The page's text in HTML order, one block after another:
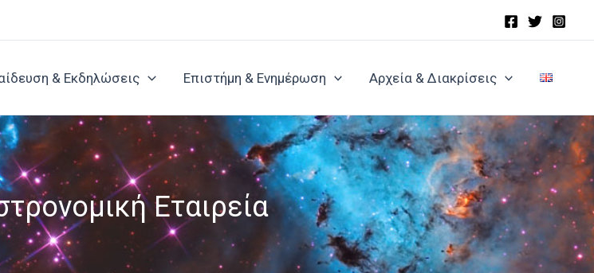
& Εκδηλώσεις Επιστήμη & Ενημέρωση Αρχεία & Διακρίσεις
Εταιρεία